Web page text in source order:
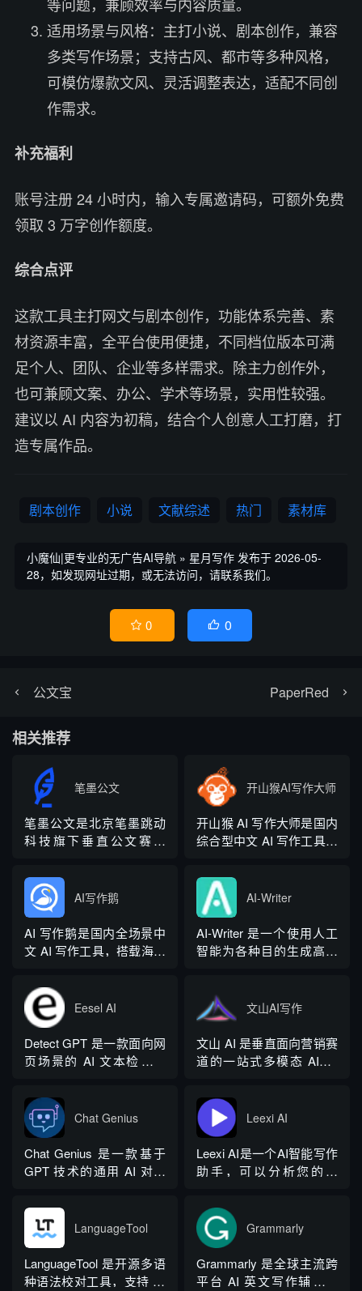
适用场景与风格：主打小说、剧本创作，兼容
多类写作场景；支持古风、都市等多种风格，
可模仿爆款文风、灵活调整表达，适配不同创
作需求。
补充福利
账号注册 24 小时内，输入专属邀请码，可额外免费
领取 3 万字创作额度。
综合点评
这款工具主打网文与剧本创作，功能体系完善、素
材资源丰富，全平台使用便捷，不同档位版本可满
足个人、团队、企业等多样需求。除主力创作外，
也可兼顾文案、办公、学术等场景，实用性较强。
建议以 AI 内容为初稿，结合个人创意人工打磨，打
造专属作品。
剧本创作 小说 文献综述 热门 素材库
小魔仙|更专业的无广告AI导航 » 星月写作 发布于 2026-05-
28，如发现网址过期，或无法访问，请联系我们。
 0  0
公文宝 PaperRed
相关推荐
笔墨公文
笔墨公文是北京笔墨跳动
科技旗下垂直公文赛道
制公文专业场景，依托海
量标准公文语料训练专属
大模型。平台整合 AI 公文
生成、全维度智能校对、
范文库、实时更新素材
撰写、文稿合...
开山猴AI写作大师
开山猴 AI 写作大师是国内
综合型中文 AI 写作工具，
方法论与自研大模型算
法，大幅降低 AI 使用门
槛，无需专业提示词技巧
即可产出高质量文稿。平
台覆盖 20 余个行业领域、
AI写作鹅
AI 写作鹅是国内全场景中
文 AI 写作工具，搭载海量
公文、学术论文、电商短
视频、新媒体、文学创
作、多行业策划等上百类
场景，集成伪原创改写、
图生文、多语言翻译、
人顾问...
AI-Writer
AI-Writer 是一个使用人工
智能为各种目的生成高质
章、产品描述、登录页面
还是研究论文。
Eesel AI
Detect GPT 是一款面向网
页场景的 AI 文本检测工
主，核心能力是实时扫描
网页文字，甄别 GPT 系列
大模型产出内容，依托斯
坦福零样本概率曲率检测
技术，无需针对新模型重
文山AI写作
文山 AI 是垂直面向营销赛
道的一站式多模态 AIGC
成，依托深度学习算法学
习用户创作风格，适配新
闻稿、产品文案、广告宣
传等各类营销文体。内置
十大类海量行业模板，覆
求...
Chat Genius
Chat Genius 是一款基于
GPT 技术的通用 AI 对话
言处理能力实现图文双向
交互，支持自定义专属个
性化 AI 助理，覆盖问答查
询、内容创作、生活事务
辅助等场景。产品采用金
Leexi AI
Leexi AI是一个AI智能写作
助手，可以分析您的文
本的反馈和建议，帮助您
纠正语法、拼写和标点符
号错误等。
LanguageTool
LanguageTool 是开源多语
种语法校对工具，支持 30
Grammarly
Grammarly 是全球主流跨
平台 AI 英文写作辅助工